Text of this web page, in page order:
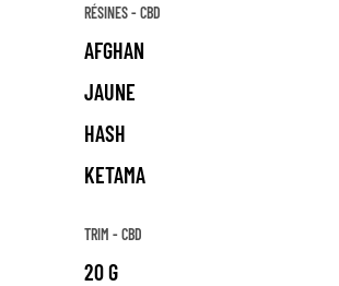
RÉSINES - CBD
AFGHAN
JAUNE
HASH
KETAMA
TRIM - CBD
20 G